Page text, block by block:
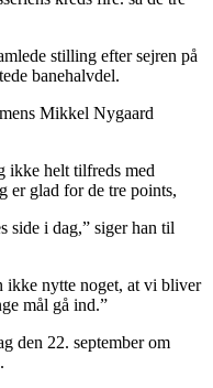
stilling efter sejren på
banehalvdel.
Mikkel Nygaard
ikke helt tilfreds med
er glad for de tre points,
side i dag,” siger han til
nytte noget, at vi bliver
mål gå ind.”
den 22. september om